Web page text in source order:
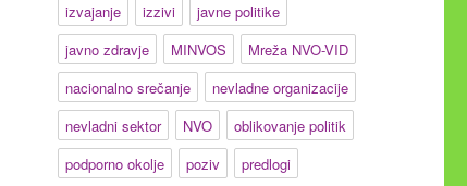
o digitalnih storitvah za civilnodružbene
izvajanje
izzivi
javne politike
javno zdravje
MINVOS
Mreža NVO-VID
nacionalno srečanje
nevladne organizacije
nevladni sektor
NVO
oblikovanje politik
podporno okolje
poziv
predlogi